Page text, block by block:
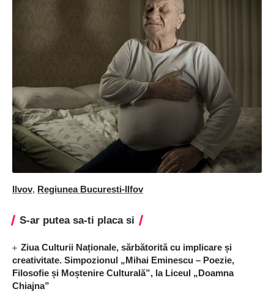
Ilvov, Regiunea Bucuresti-Ilfov
S-ar putea sa-ti placa si
Ziua Culturii Naționale, sărbătorită cu implicare și
creativitate. Simpozionul „Mihai Eminescu – Poezie,
Filosofie și Moștenire Culturală”, la Liceul „Doamna
Chiajna”